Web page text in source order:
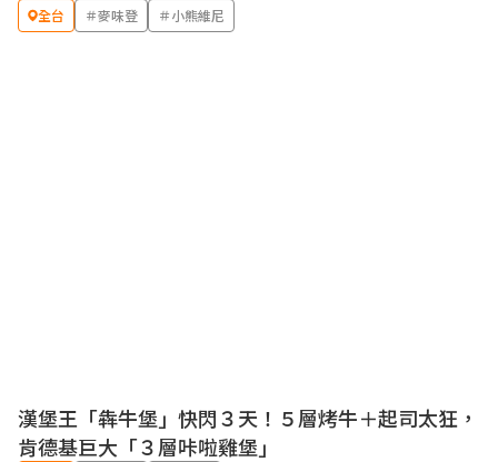
全台 ＃麥味登 ＃小熊維尼
優惠
漢堡王「犇牛堡」快閃３天！５層烤牛＋起司太狂，
肯德基巨大「３層咔啦雞堡」